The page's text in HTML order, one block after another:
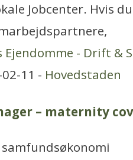
Jobcenter. Hvis
Ejendomme - Drift &
11 - Hovedstaden
– maternity